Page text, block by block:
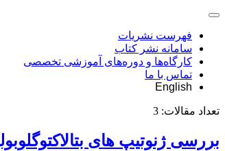
فهرست نشریات
سامانه نشر کتاب
کارگاه‌ها و دوره‌های آموزشی تخصصی
تماس با ما
English
تعداد مقالات: 3
بررسی ژنوتیپ های